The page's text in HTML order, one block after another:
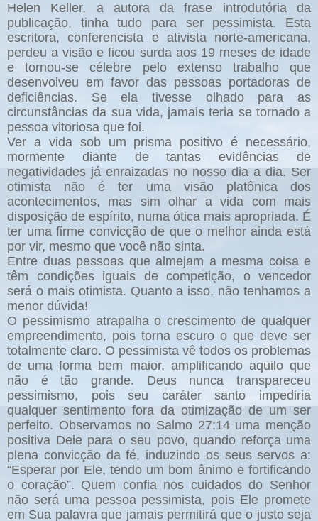
Helen Keller, a autora da frase introdutória da
publicação, tinha tudo para ser pessimista. Esta
escritora, conferencista e ativista norte-americana,
perdeu a visão e ficou surda aos 19 meses de idade
e tornou-se célebre pelo extenso trabalho que
desenvolveu em favor das pessoas portadoras de
deficiências. Se ela tivesse olhado para as
circunstâncias da sua vida, jamais teria se tornado a
pessoa vitoriosa que foi.
Ver a vida sob um prisma positivo é necessário,
mormente diante de tantas evidências de
negatividades já enraizadas no nosso dia a dia. Ser
otimista não é ter uma visão platônica dos
acontecimentos, mas sim olhar a vida com mais
disposição de espírito, numa ótica mais apropriada. É
ter uma firme convicção de que o melhor ainda está
por vir, mesmo que você não sinta.
Entre duas pessoas que almejam a mesma coisa e
têm condições iguais de competição, o vencedor
será o mais otimista. Quanto a isso, não tenhamos a
menor dúvida!
O pessimismo atrapalha o crescimento de qualquer
empreendimento, pois torna escuro o que deve ser
totalmente claro. O pessimista vê todos os problemas
de uma forma bem maior, amplificando aquilo que
não é tão grande. Deus nunca transpareceu
pessimismo, pois seu caráter santo impediria
qualquer sentimento fora da otimização de um ser
perfeito. Observamos no Salmo 27:14 uma menção
positiva Dele para o seu povo, quando reforça uma
plena convicção da fé, induzindo os seus servos a:
“Esperar por Ele, tendo um bom ânimo e fortificando
o coração”. Quem confia nos cuidados do Senhor
não será uma pessoa pessimista, pois Ele promete
em Sua palavra que jamais permitirá que o justo seja